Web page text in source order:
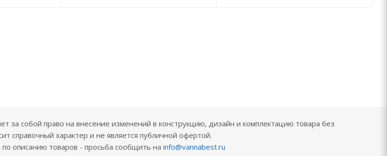
собой право на внесение изменений в конструкцию, дизайн и комплектацию товара без
справочный характер и не является публичной офертой.
описанию товаров - просьба сообщить на info@vannabest.ru